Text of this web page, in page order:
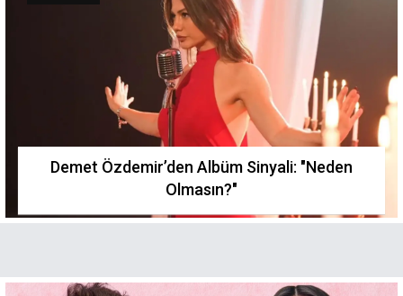
Demet Özdemir’den Albüm Sinyali: "Neden
Olmasın?"